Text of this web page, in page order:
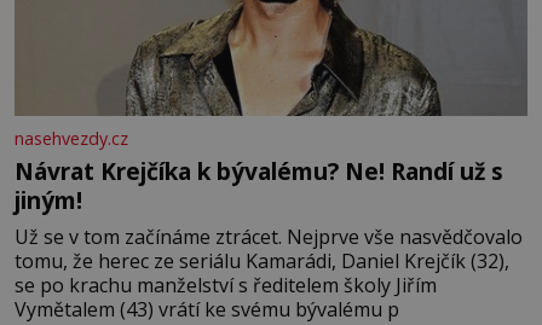
nasehvezdy.cz
Návrat Krejčíka k bývalému? Ne! Randí už s
jiným!
Už se v tom začínáme ztrácet. Nejprve vše nasvědčovalo
tomu, že herec ze seriálu Kamarádi, Daniel Krejčík (32),
se po krachu manželství s ředitelem školy Jiřím
Vymětalem (43) vrátí ke svému bývalému p